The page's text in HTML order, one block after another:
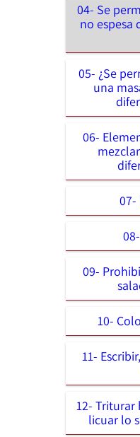
04- Se
no espesa
05- ¿Se
una
06-
07-
09-
10-
11-
12- Triturar
licuar lo